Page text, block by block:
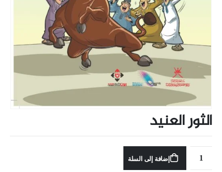
الثور العنيد
إضافة إلى السلة